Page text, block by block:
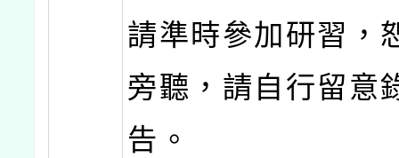
請準時參加研習，
旁聽，請自行留意
告。